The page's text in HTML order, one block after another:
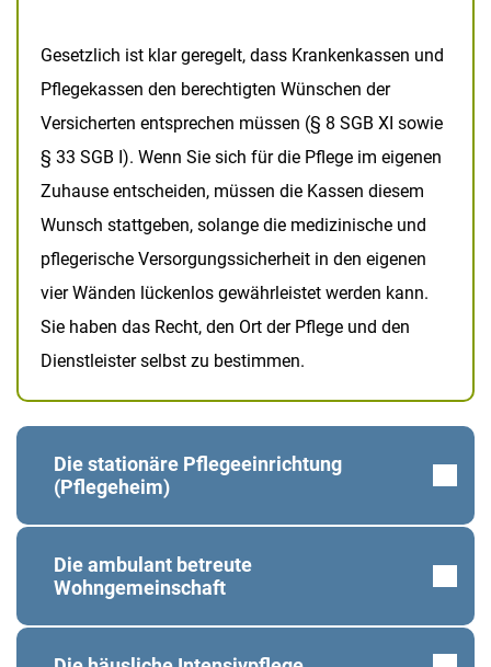
Gesetzlich ist klar geregelt, dass Krankenkassen und
Pflegekassen den berechtigten Wünschen der
Versicherten entsprechen müssen (§ 8 SGB XI sowie
§ 33 SGB I). Wenn Sie sich für die Pflege im eigenen
Zuhause entscheiden, müssen die Kassen diesem
Wunsch stattgeben, solange die medizinische und
pflegerische Versorgungssicherheit in den eigenen
vier Wänden lückenlos gewährleistet werden kann.
Sie haben das Recht, den Ort der Pflege und den
Dienstleister selbst zu bestimmen.
Die stationäre Pflegeeinrichtung
(Pflegeheim)
Versorgung intensivpflichtiger Menschen
Die ambulant betreute
Wohngemeinschaft